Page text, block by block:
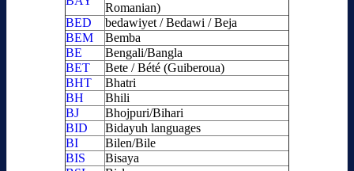
Romanian)
BED
bedawiyet / Bedawi / Beja
BEM
Bemba
BE
Bengali/Bangla
BET
Bete / Bété (Guiberoua)
BHT
Bhatri
BH
Bhili
BJ
Bhojpuri/Bihari
BID
Bidayuh languages
BI
Bilen/Bile
BIS
Bisaya